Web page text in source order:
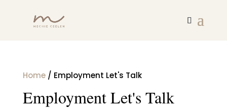
Home/ Employment Let's Talk
Employment Let's Talk